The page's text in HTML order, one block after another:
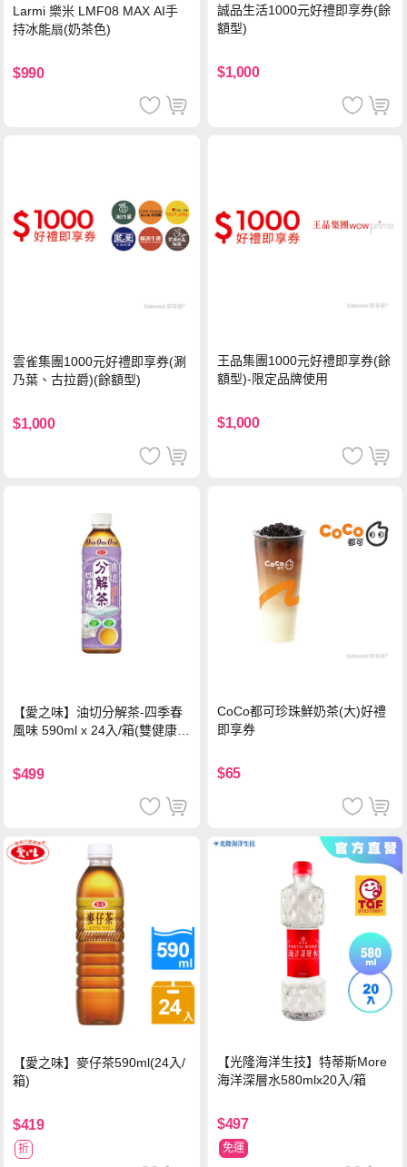
Larmi 樂米 LMF08 MAX AI手
持冰能扇(奶茶色)
$990
誠品生活1000元好禮即享券(餘
額型)
$1,000
雲雀集團1000元好禮即享券(涮
乃葉、古拉爵)(餘額型)
$1,000
王品集團1000元好禮即享券(餘
額型)-限定品牌使用
$1,000
【愛之味】油切分解茶-四季春
風味 590ml x 24入/箱(雙健康認
$499
CoCo都可珍珠鮮奶茶(大)好禮
即享券
$65
【愛之味】麥仔茶590ml(24入/
箱)
$419
折
【光隆海洋生技】特蒂斯More
海洋深層水580mlx20入/箱
$497
免運